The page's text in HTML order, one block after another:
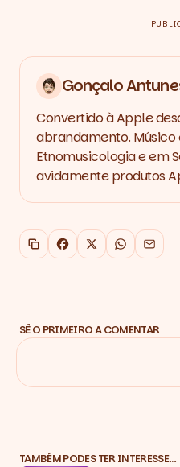
Gonçalo
Convertido à Apple
abrandamento.
Etnomusicologia e em
avidamente produtos
Copiar link
Facebook
X WhatsApp
Email
SÊ O PRIMEIRO A COMENTAR
TAMBÉM PODES TER INTERESSE…